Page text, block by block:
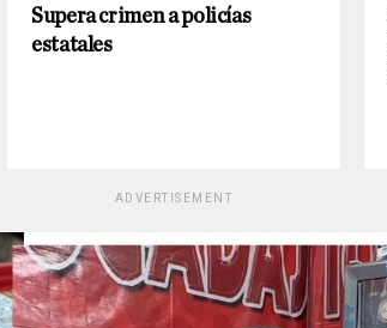
Supera crimen a policías
estatales
ADVERTISEMENT